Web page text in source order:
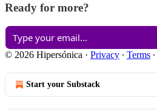
Ready for more?
© 2026 Hipersónica · Privacy ∙ Terms ∙
Start your Substack